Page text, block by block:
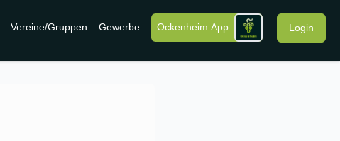
Vereine/Gruppen Gewerbe Ockenheim App Login